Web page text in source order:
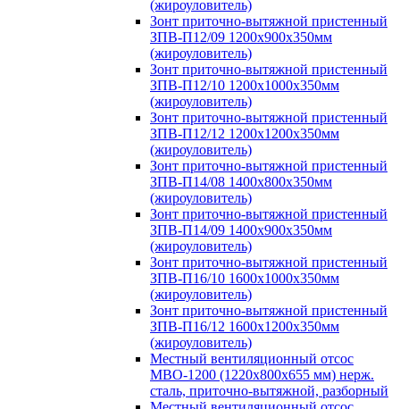
(жироуловитель)
Зонт приточно-вытяжной пристенный
ЗПВ-П12/09 1200х900х350мм
(жироуловитель)
Зонт приточно-вытяжной пристенный
ЗПВ-П12/10 1200х1000х350мм
(жироуловитель)
Зонт приточно-вытяжной пристенный
ЗПВ-П12/12 1200х1200х350мм
(жироуловитель)
Зонт приточно-вытяжной пристенный
ЗПВ-П14/08 1400х800х350мм
(жироуловитель)
Зонт приточно-вытяжной пристенный
ЗПВ-П14/09 1400х900х350мм
(жироуловитель)
Зонт приточно-вытяжной пристенный
ЗПВ-П16/10 1600х1000х350мм
(жироуловитель)
Зонт приточно-вытяжной пристенный
ЗПВ-П16/12 1600х1200х350мм
(жироуловитель)
Местный вентиляционный отсос
МВО-1200 (1220х800х655 мм) нерж.
сталь, приточно-вытяжной, разборный